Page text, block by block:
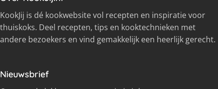
KookJij is dé kookwebsite vol recepten en inspiratie voor
thuiskoks. Deel recepten, tips en kooktechnieken met
andere bezoekers en vind gemakkelijk een heerlijk gerecht.
Nieuwsbrief